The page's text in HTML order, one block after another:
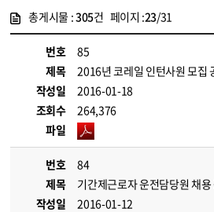
총게시물 :305건 페이지 :23/31
번호
85
제목
2016년 코레일 인턴사원 모집
작성일
2016-01-18
조회수
264,376
파일
번호
84
제목
기간제근로자 운전담당원 채
작성일
2016-01-12